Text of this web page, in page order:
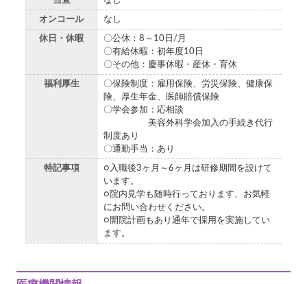
オンコール なし
休日・休暇
〇公休：8～10日/月
〇有給休暇：初年度10日
〇その他：慶事休暇・産休・育休
福利厚生
〇保険制度：雇用保険、労災保険、健康保
険、厚生年金、医師賠償保険
〇学会参加：応相談
美容外科学会加入の手続き代行
制度あり
〇通勤手当：あり
特記事項
○入職後3ヶ月～6ヶ月は研修期間を設けて
います。
○院内見学も随時行っております、お気軽
にお問い合わせください。
○開院計画もあり通年で採用を実施してい
ます。